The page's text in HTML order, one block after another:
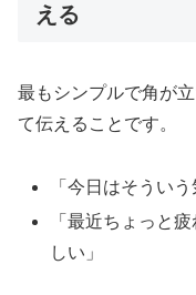
える
最もシンプルで角が
て伝えることです。
「今日はそうい
「最近ちょっと
しい」